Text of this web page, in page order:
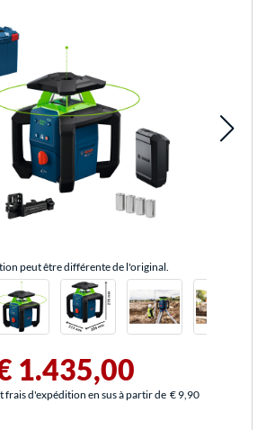
peut être différente de l'original.
1.435,00
frais d'expédition en sus à partir de € 9,90